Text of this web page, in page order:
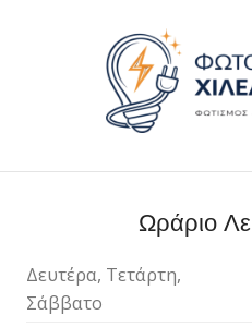
Ωράριο
Δευτέρα, Τετάρτη,
Σάββατο